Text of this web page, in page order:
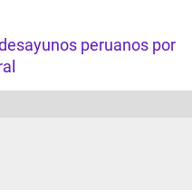
peruanos por